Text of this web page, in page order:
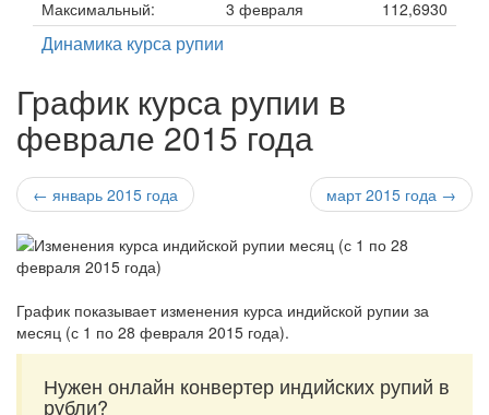
Максимальный:
3 февраля 112,6930
Динамика курса рупии
График курса рупии в
феврале 2015 года
← январь 2015 года март 2015 года →
График показывает изменения курса индийской рупии за
месяц (с 1 по 28 февраля 2015 года).
Нужен онлайн конвертер индийских рупий в
рубли?